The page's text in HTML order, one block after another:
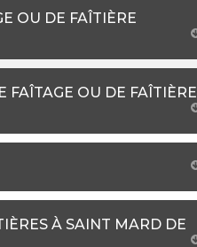
OU DE FAÎTIÈRE
FAÎTAGE OU DE FAÎTIÈRE
À SAINT MARD DE